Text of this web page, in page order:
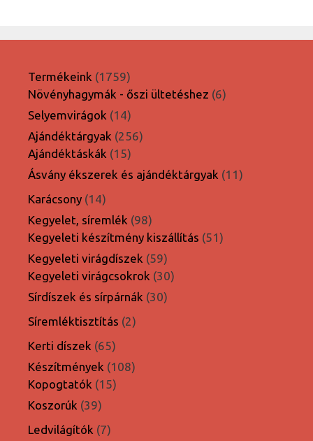
Termékeink 17591759
termék
Növényhagymák - őszi ültetéshez 66
Selyemvirágok 1414
termék
Ajándéktárgyak 256256
Ajándéktáskák 1515
termék
Ásvány ékszerek és ajándéktárgyak 1111
Karácsony 1414
termék
Kegyelet, síremlék 9898
termék
Kegyeleti készítmény kiszállítás 5151
Kegyeleti virágdíszek 5959
termék
Kegyeleti virágcsokrok 3030
Sírdíszek és sírpárnák 3030
Síremléktisztítás 22
Kerti díszek 6565
termék
Készítmények 108108
Kopogtatók 1515
Koszorúk 3939
termék
Ledvilágítók 77